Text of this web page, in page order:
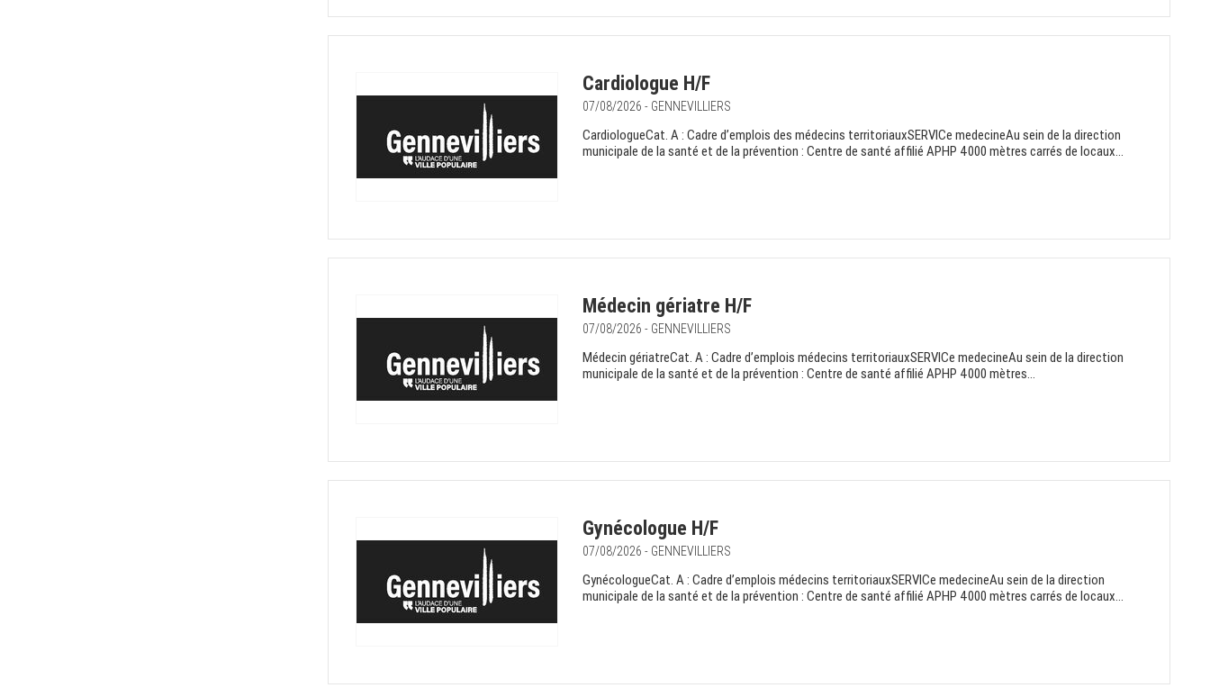
Cardiologue H/F
07/08/2026 - GENNEVILLIERS
CardiologueCat. A : Cadre d’emplois des médecins territoriauxSERVICe medecineAu sein de la direction
municipale de la santé et de la prévention : Centre de santé affilié APHP 4000 mètres carrés de locaux...
Médecin gériatre H/F
07/08/2026 - GENNEVILLIERS
Médecin gériatreCat. A : Cadre d’emplois médecins territoriauxSERVICe medecineAu sein de la direction
municipale de la santé et de la prévention : Centre de santé affilié APHP 4000 mètres...
Gynécologue H/F
07/08/2026 - GENNEVILLIERS
GynécologueCat. A : Cadre d’emplois médecins territoriauxSERVICe medecineAu sein de la direction
municipale de la santé et de la prévention : Centre de santé affilié APHP 4000 mètres carrés de locaux...